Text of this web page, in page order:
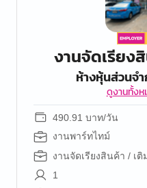
งานจัดเรียง
ห้างหุ้นส่วนจ
ดูงานทั้ง
490.91 บาท/วัน
งานพาร์ทไทม์
งานจัดเรียงสินค้า / เ
1